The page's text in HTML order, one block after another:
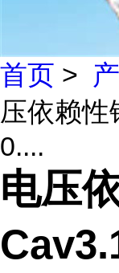
首页 >
压依赖性
0....
电压